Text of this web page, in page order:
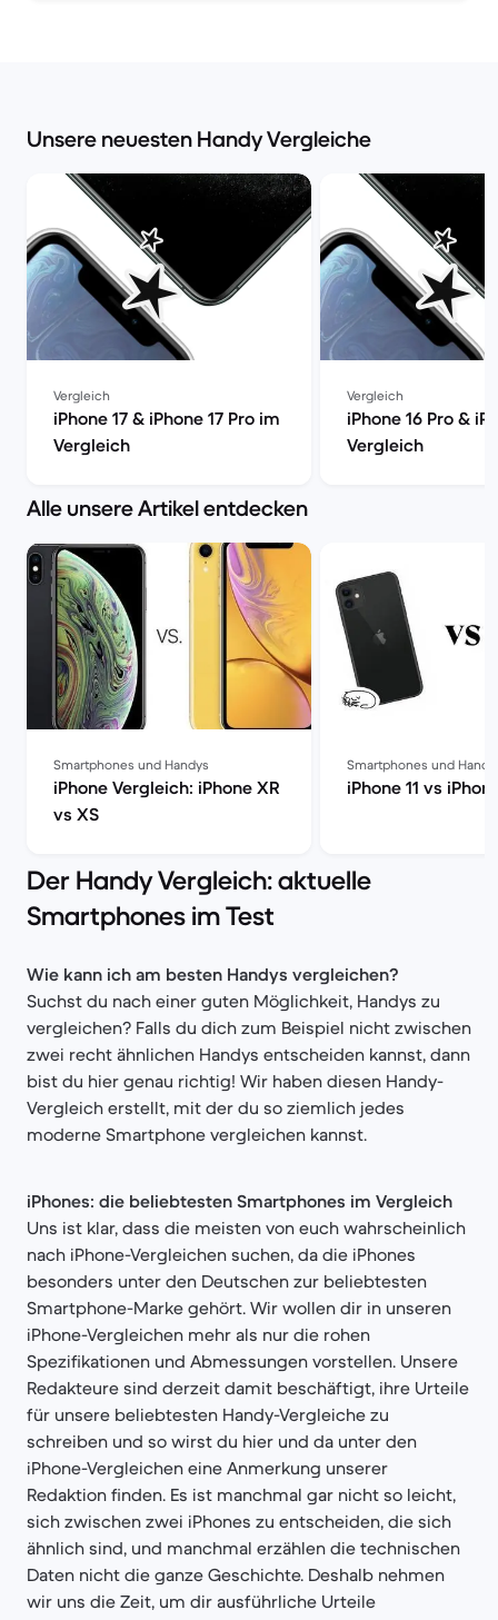
Unsere neuesten Handy Vergleiche
Vergleich
iPhone 17 & iPhone 17 Pro im
Vergleich
Vergleich
iPhone 16 Pro &
Vergleich
Alle unsere Artikel entdecken
Smartphones und Handys
iPhone Vergleich: iPhone XR
vs XS
Smartphones und
iPhone 11 vs
Der Handy Vergleich: aktuelle
Smartphones im Test
Wie kann ich am besten Handys vergleichen?
Suchst du nach einer guten Möglichkeit, Handys zu
vergleichen? Falls du dich zum Beispiel nicht zwischen
zwei recht ähnlichen Handys entscheiden kannst, dann
bist du hier genau richtig! Wir haben diesen Handy-
Vergleich erstellt, mit der du so ziemlich jedes
moderne Smartphone vergleichen kannst.
iPhones: die beliebtesten Smartphones im Vergleich
Uns ist klar, dass die meisten von euch wahrscheinlich
nach iPhone-Vergleichen suchen, da die iPhones
besonders unter den Deutschen zur beliebtesten
Smartphone-Marke gehört. Wir wollen dir in unseren
iPhone-Vergleichen mehr als nur die rohen
Spezifikationen und Abmessungen vorstellen. Unsere
Redakteure sind derzeit damit beschäftigt, ihre Urteile
für unsere beliebtesten Handy-Vergleiche zu
schreiben und so wirst du hier und da unter den
iPhone-Vergleichen eine Anmerkung unserer
Redaktion finden. Es ist manchmal gar nicht so leicht,
sich zwischen zwei iPhones zu entscheiden, die sich
ähnlich sind, und manchmal erzählen die technischen
Daten nicht die ganze Geschichte. Deshalb nehmen
wir uns die Zeit, um dir ausführliche Urteile